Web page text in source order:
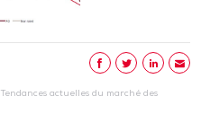
Tendances actuelles du marché des